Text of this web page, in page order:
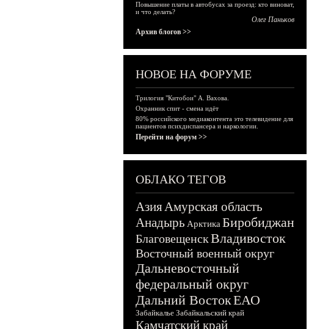
Повышение платы в автобусах за проезд: кто виноват,
и что делать?
Олег Паньков
Архив блогов >>
НОВОЕ НА ФОРУМЕ
Трилогия "Китобои" А. Вахова.
Охранник спит - смена идёт
80% российского медиаконтента это телевидение для
пациентов психдиспансера и наркологии.
Перейти на форум >>
ОБЛАКО ТЕГОВ
АзияАмурская область
Анадырь Арктика Биробиджан
БлаговещенскВладивосток
Восточный военный округ
Дальневосточный
федеральный округ
Дальний ВостокЕАО
Забайкалье Забайкальский край
Камчатский край